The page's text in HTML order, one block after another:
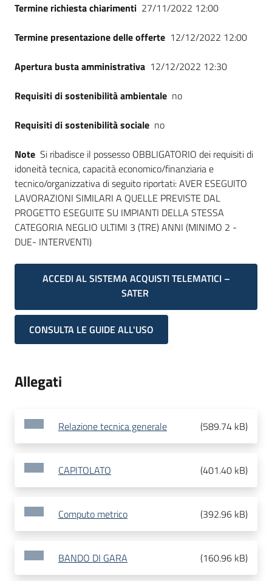
Termine richiesta chiarimenti 27/11/2022 12:00
Termine presentazione delle offerte 12/12/2022 12:00
Apertura busta amministrativa 12/12/2022 12:30
Requisiti di sostenibilità ambientale no
Requisiti di sostenibilità sociale no
Note Si ribadisce il possesso OBBLIGATORIO dei requisiti di
idoneità tecnica, capacità economico/finanziaria e
tecnico/organizzativa di seguito riportati: AVER ESEGUITO
LAVORAZIONI SIMILARI A QUELLE PREVISTE DAL
PROGETTO ESEGUITE SU IMPIANTI DELLA STESSA
CATEGORIA NEGLIO ULTIMI 3 (TRE) ANNI (MINIMO 2 -
DUE- INTERVENTI)
ACCEDI AL SISTEMA ACQUISTI TELEMATICI –
SATER
CONSULTA LE GUIDE ALL'USO
Allegati
Relazione tecnica generale (589.74 kB)
CAPITOLATO (401.40 kB)
Computo metrico (392.96 kB)
BANDO DI GARA (160.96 kB)